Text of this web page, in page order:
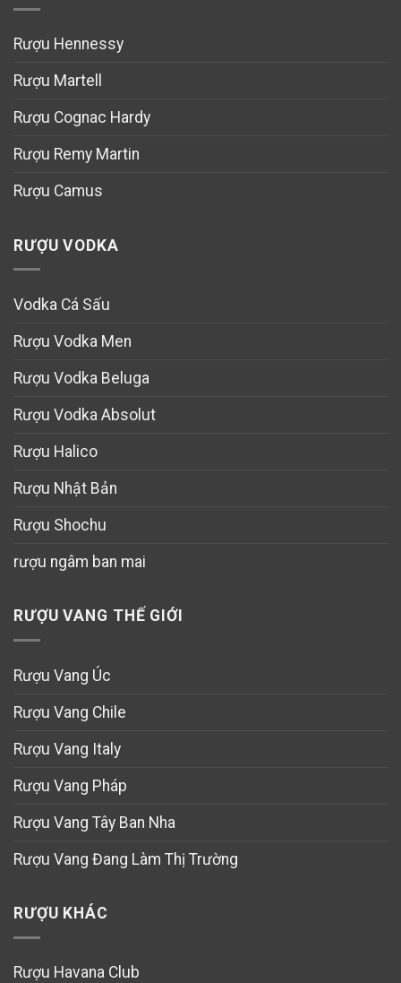
Rượu Hennessy
Rượu Martell
Rượu Cognac Hardy
Rượu Remy Martin
Rượu Camus
RƯỢU VODKA
Vodka Cá Sấu
Rượu Vodka Men
Rượu Vodka Beluga
Rượu Vodka Absolut
Rượu Halico
Rượu Nhật Bản
Rượu Shochu
rượu ngâm ban mai
RƯỢU VANG THẾ GIỚI
Rượu Vang Úc
Rượu Vang Chile
Rượu Vang Italy
Rượu Vang Pháp
Rượu Vang Tây Ban Nha
Rượu Vang Đang Làm Thị Trường
RƯỢU KHÁC
Rượu Havana Club